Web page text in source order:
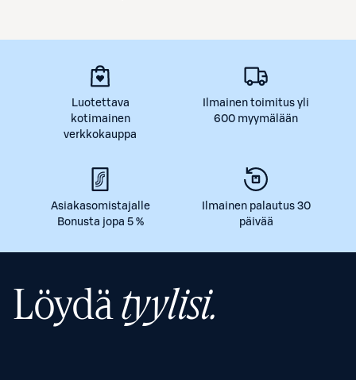
Luotettava
kotimainen
verkkokauppa
Ilmainen toimitus yli
600 myymälään
Asiakasomistajalle
Bonusta jopa 5 %
Ilmainen palautus 30
päivää
Löydätyylisi.